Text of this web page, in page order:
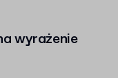
wyrażenie